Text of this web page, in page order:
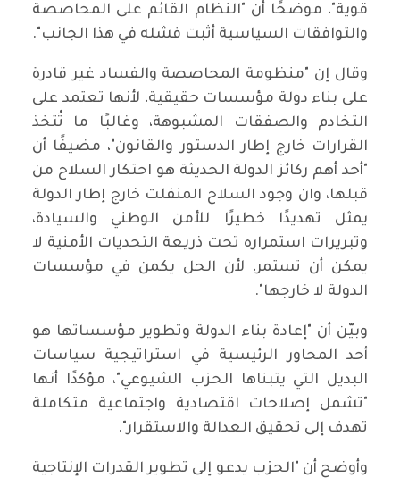
قوية"، موضحًا أن "النظام القائم على المحاصصة
والتوافقات السياسية أثبت فشله في هذا الجانب".
وقال إن "منظومة المحاصصة والفساد غير قادرة
على بناء دولة مؤسسات حقيقية، لأنها تعتمد على
التخادم والصفقات المشبوهة، وغالبًا ما تُتخذ
القرارات خارج إطار الدستور والقانون"، مضيفًا أن
"أحد أهم ركائز الدولة الحديثة هو احتكار السلاح من
قبلها، وان وجود السلاح المنفلت خارج إطار الدولة
يمثل تهديدًا خطيرًا للأمن الوطني والسيادة،
وتبريرات استمراره تحت ذريعة التحديات الأمنية لا
يمكن أن تستمر، لأن الحل يكمن في مؤسسات
الدولة لا خارجها".
وبيّن أن "إعادة بناء الدولة وتطوير مؤسساتها هو
أحد المحاور الرئيسية في استراتيجية سياسات
البديل التي يتبناها الحزب الشيوعي"، مؤكدًا أنها
"تشمل إصلاحات اقتصادية واجتماعية متكاملة
تهدف إلى تحقيق العدالة والاستقرار".
وأوضح أن "الحزب يدعو إلى تطوير القدرات الإنتاجية